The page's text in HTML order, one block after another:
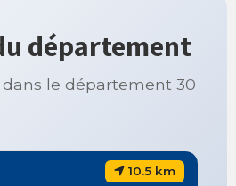
département
le département 30
10.5 km